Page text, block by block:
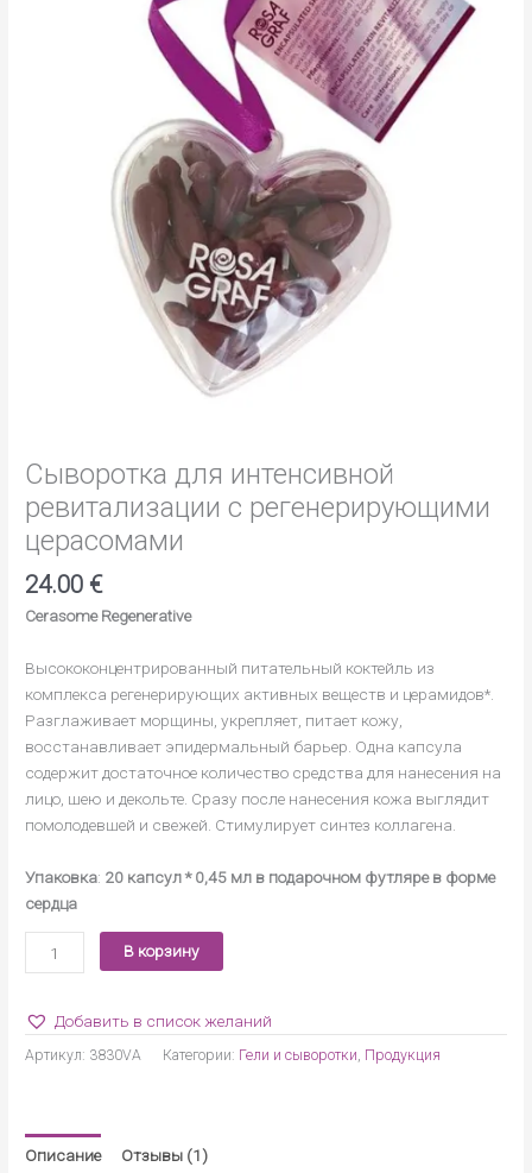
Сыворотка для интенсивной
ревитализации с регенерирующими
церасомами
24.00 €
Cerasome Regenerative
Высококонцентрированный питательный коктейль из
комплекса регенерирующих активных веществ и церамидов*.
Разглаживает морщины, укрепляет, питает кожу,
восстанавливает эпидермальный барьер. Одна капсула
содержит достаточное количество средства для нанесения на
лицо, шею и декольте. Сразу после нанесения кожа выглядит
помолодевшей и свежей. Стимулирует синтез коллагена.
Упаковка: 20 капсул * 0,45 мл в подарочном футляре в форме
сердца
Количество
товара
для
интенсивной
церасомами
В корзину
Добавить в список желаний
Артикул: 3830VA Категории: Гели и сыворотки, Продукция
Описание Отзывы (1)